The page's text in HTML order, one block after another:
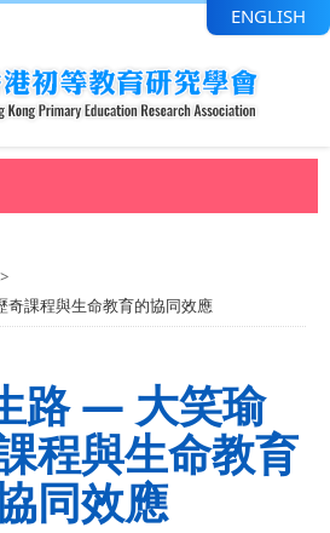
ENGLISH
>
課程與生命教育的協同效應
路 — 大笑瑜
程與生命教育
同效應